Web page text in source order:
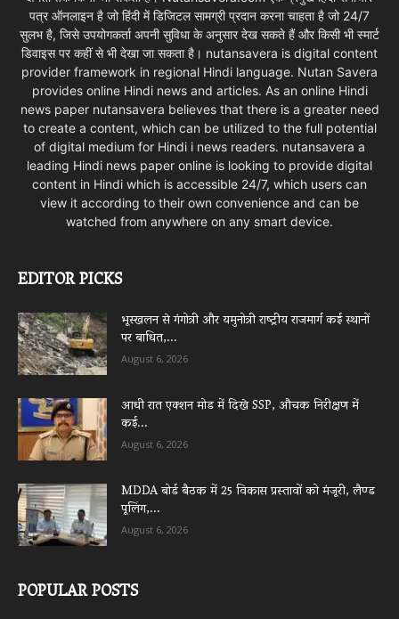
पत्र ऑनलाइन है जो हिंदी में डिजिटल सामग्री प्रदान करना चाहता है जो 24/7
सुलभ है, जिसे उपयोगकर्ता अपनी सुविधा के अनुसार देख सकते हैं और किसी भी स्मार्ट
डिवाइस पर कहीं से भी देखा जा सकता है। nutansavera is digital content
provider framework in regional Hindi language. Nutan Savera
provides online Hindi news and articles. As an online Hindi
news paper nutansavera believes that there is a greater need
to create a content, which can be utilized to the full potential
of digital medium for Hindi i news readers. nutansavera a
leading Hindi news paper online is looking to provide digital
content in Hindi which is accessible 24/7, which users can
view it according to their own convenience and can be
watched from anywhere on any smart device.
EDITOR PICKS
भूस्खलन से गंगोत्री और यमुनोत्री राष्ट्रीय राजमार्ग कई स्थानों
पर बाधित,...
August 6, 2026
आधी रात एक्शन मोड में दिखे SSP, औचक निरीक्षण में
कई...
August 6, 2026
MDDA बोर्ड बैठक में 25 विकास प्रस्तावों को मंजूरी, लैण्ड
पूलिंग,...
August 6, 2026
POPULAR POSTS